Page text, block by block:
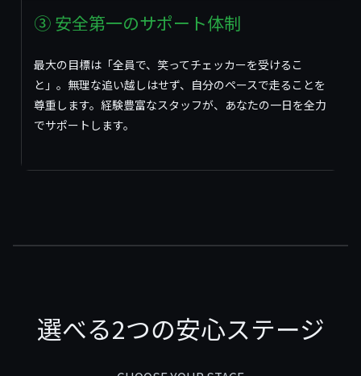
③ 安全第一のサポート体制
最大の目標は「全員で、笑ってチェッカーを受けるこ
と」。無理な追い越しはせず、自分のペースで走ることを
尊重します。経験豊富なスタッフが、あなたの一日を全力
でサポートします。
選べる2つの安心ステージ